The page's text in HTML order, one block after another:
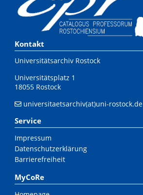
Kontakt
Universitätsarchiv Rostock
Universitätsplatz 1
18055 Rostock
universitaetsarchiv(at)uni-rostock.de
Service
Impressum
Datenschutzerklärung
Barrierefreiheit
MyCoRe